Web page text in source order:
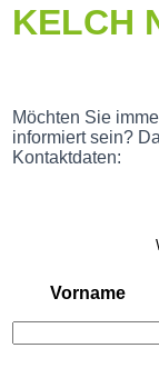
KELCH
Möchten Sie
informiert sein?
Kontaktdaten:
Vorname